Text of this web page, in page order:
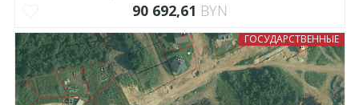
90 692,61 BYN
ГОСУДАРСТВЕННЫЕ